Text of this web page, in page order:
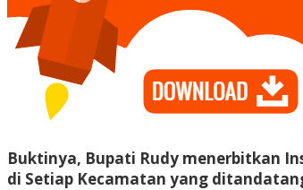
Buktinya, Bupati Rudy menerbitkan
di Setiap Kecamatan yang